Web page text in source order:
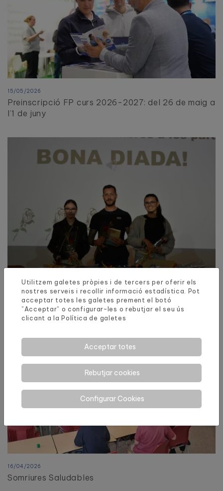
15/05/2026
Preinscripció FP curs 2026-2027: del 26 de maig a
l’1 de juny
24/04/2026
Jocs Florals 2026
16/04/2026
Somriures Saludables
Utilitzem galetes pròpies i de tercers per oferir els
nostres serveis i recollir informació estadística. Pot
acceptar totes les galetes prement el botó
”Acceptar” o configurar-les o rebutjar el seu ús
clicant a la Política de galetes
Acceptar totes
Rebutjar cookies
Configurar Cookies